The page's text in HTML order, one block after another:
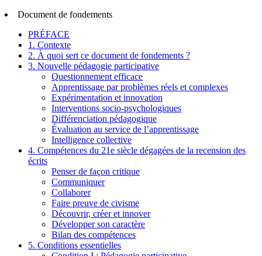
Document de fondements
PRÉFACE
1. Contexte
2. À quoi sert ce document de fondements ?
3. Nouvelle pédagogie participative
Questionnement efficace
Apprentissage par problèmes réels et complexes
Expérimentation et innovation
Interventions socio-psychologiques
Différenciation pédagogique
Évaluation au service de l’apprentissage
Intelligence collective
4. Compétences du 21e siècle dégagées de la recension des
écrits
Penser de façon critique
Communiquer
Collaborer
Faire preuve de civisme
Découvrir, créer et innover
Développer son caractère
Bilan des compétences
5. Conditions essentielles